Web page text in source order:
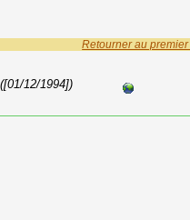
Retourner au
12/1994])